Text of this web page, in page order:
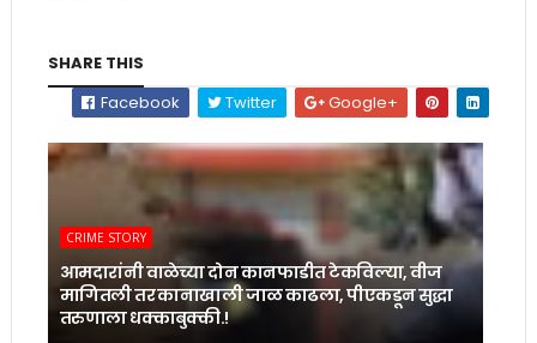
SHARE THIS
Facebook
Twitter Google+
CRIME STORY
आमदारांनी वाळेच्या दोन कानफाडीत टेकविल्या, वीज
मागितली तर कानाखाली जाळ काढला, पीएकडून सुद्धा
तरुणाला धक्काबुक्की.!